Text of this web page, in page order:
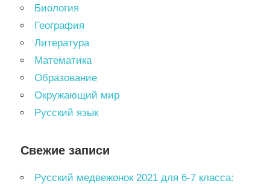
Биология
География
Литература
Математика
Образование
Окружающий мир
Русский язык
Свежие записи
Русский медвежонок 2021 для 6-7 класса: